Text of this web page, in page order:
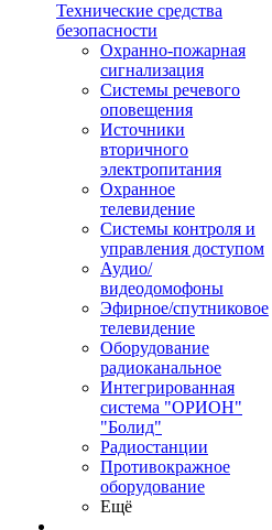
Технические средства
безопасности
Охранно-пожарная
сигнализация
Системы речевого
оповещения
Источники
вторичного
электропитания
Охранное
телевидение
Системы контроля и
управления доступом
Аудио/
видеодомофоны
Эфирное/спутниковое
телевидение
Оборудование
радиоканальное
Интегрированная
система "ОРИОН"
"Болид"
Радиостанции
Противокражное
оборудование
Ещё